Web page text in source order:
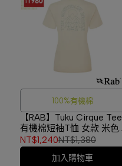
100%有機棉
【RAB】Tuku Cirque Tee
有機棉短袖T恤 女款 米色
#QCC18
NT$1,240NT$1,380
加入購物車